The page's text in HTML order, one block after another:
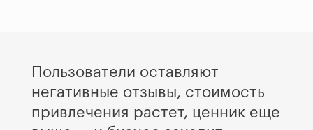
Пользователи оставляют
негативные отзывы, стоимость
привлечения растет, ценник еще